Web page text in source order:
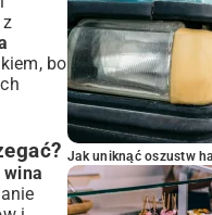
bo
wina
Jak uniknąć oszustw